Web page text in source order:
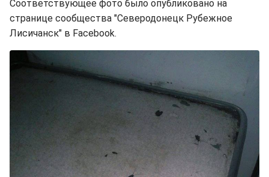
Соответствующее фото было опубликовано на
странице сообщества "Северодонецк Рубежное
Лисичанск" в Facebook.